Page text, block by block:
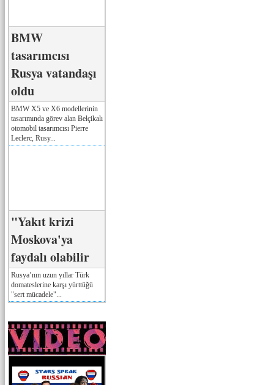
BMW
tasarımcısı
Rusya vatandaşı
oldu
BMW X5 ve X6 modellerinin
tasarımında görev alan Belçikalı
otomobil tasarımcısı Pierre
Leclerc, Rusy...
"Yakıt krizi
Moskova'ya
faydalı olabilir
Rusya’nın uzun yıllar Türk
domateslerine karşı yürttüğü
"sert mücadele"...